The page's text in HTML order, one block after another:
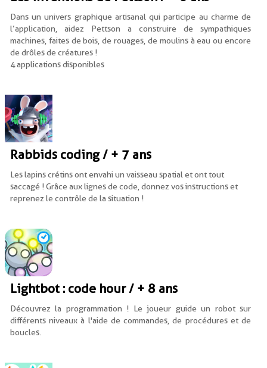
Dans un univers graphique artisanal qui participe au charme de
l’application, aidez Pettson a construire de sympathiques
machines, faites de bois, de rouages, de moulins à eau ou encore
de drôles de créatures !
4 applications disponibles
Rabbids coding / + 7 ans
Les lapins crétins ont envahi un vaisseau spatial et ont tout
saccagé ! Grâce aux lignes de code, donnez vos instructions et
reprenez le contrôle de la situation !
Lightbot : code hour / + 8 ans
Découvrez la programmation ! Le joueur guide un robot sur
différents niveaux à l'aide de commandes, de procédures et de
boucles.